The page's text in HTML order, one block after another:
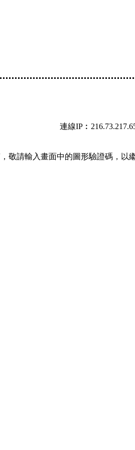
連線
敬請輸入畫面中的圖形驗證碼，以